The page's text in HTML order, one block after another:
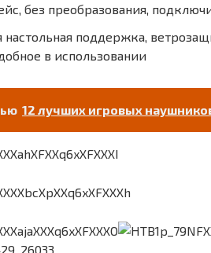
без преобразования,
настольная поддержка,
в использовании
12 лучших игровых